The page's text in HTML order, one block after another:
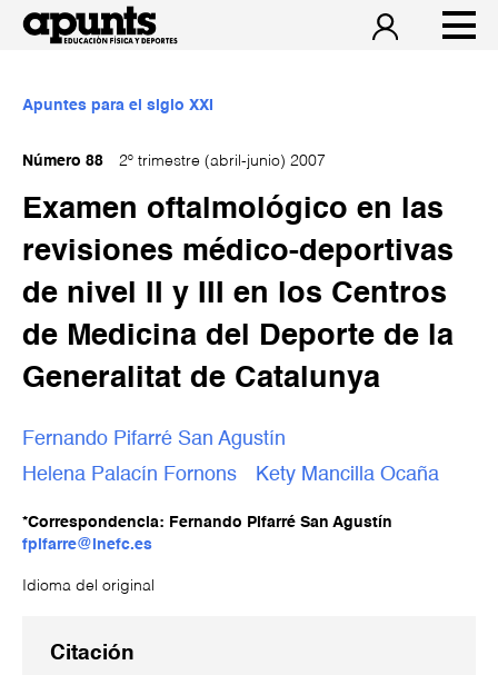
Apuntes para el siglo XXI
Número 88 2º trimestre (abril-junio) 2007
Examen oftalmológico en las
revisiones médico-deportivas
de nivel II y III en los Centros
de Medicina del Deporte de la
Generalitat de Catalunya
Fernando Pifarré San Agustín
Helena Palacín Fornons
Kety Mancilla Ocaña
*Correspondencia: Fernando Pifarré San Agustín
fpifarre@inefc.es
Idioma del original
Citación